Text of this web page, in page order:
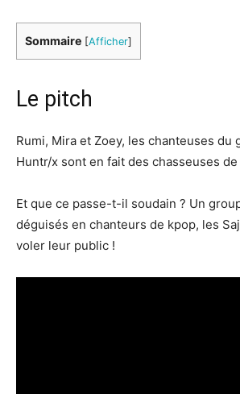
Sommaire [Afficher]
Le pitch
Rumi, Mira et Zoey, les chanteuses du
Huntr/x sont en fait des chasseuses
Et que ce passe-t-il soudain ? Un
déguisés en chanteurs de kpop, les
voler leur public !